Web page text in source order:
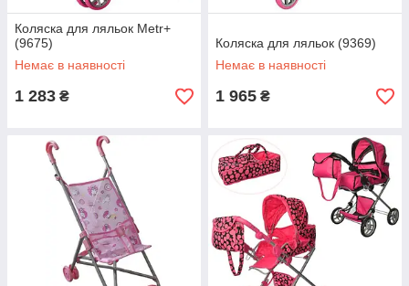
Коляска для ляльок Metr+
(9675)
Немає в наявності
1 283 ₴
Коляска для ляльок (9369)
Немає в наявності
1 965 ₴